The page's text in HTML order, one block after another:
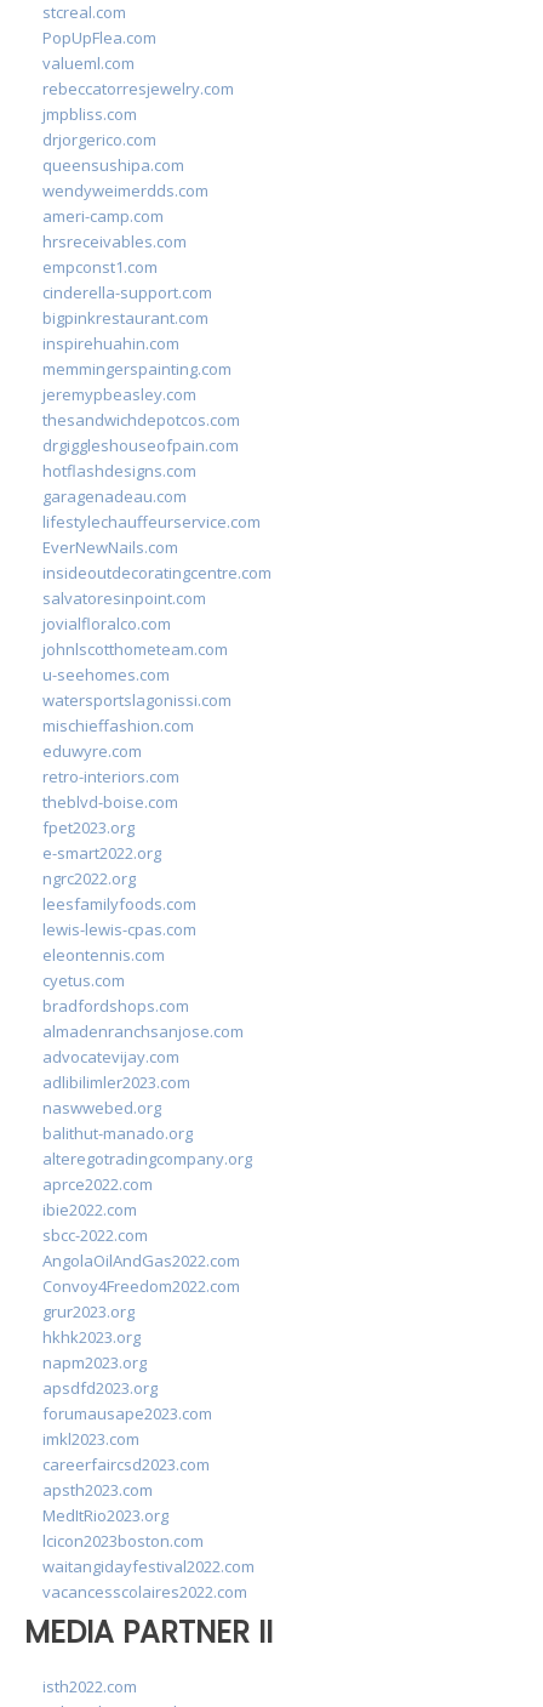
stcreal.com
PopUpFlea.com
valueml.com
rebeccatorresjewelry.com
jmpbliss.com
drjorgerico.com
queensushipa.com
wendyweimerdds.com
ameri-camp.com
hrsreceivables.com
empconst1.com
cinderella-support.com
bigpinkrestaurant.com
inspirehuahin.com
memmingerspainting.com
jeremypbeasley.com
thesandwichdepotcos.com
drgiggleshouseofpain.com
hotflashdesigns.com
garagenadeau.com
lifestylechauffeurservice.com
EverNewNails.com
insideoutdecoratingcentre.com
salvatoresinpoint.com
jovialfloralco.com
johnlscotthometeam.com
u-seehomes.com
watersportslagonissi.com
mischieffashion.com
eduwyre.com
retro-interiors.com
theblvd-boise.com
fpet2023.org
e-smart2022.org
ngrc2022.org
leesfamilyfoods.com
lewis-lewis-cpas.com
eleontennis.com
cyetus.com
bradfordshops.com
almadenranchsanjose.com
advocatevijay.com
adlibilimler2023.com
naswwebed.org
balithut-manado.org
alteregotradingcompany.org
aprce2022.com
ibie2022.com
sbcc-2022.com
AngolaOilAndGas2022.com
Convoy4Freedom2022.com
grur2023.org
hkhk2023.org
napm2023.org
apsdfd2023.org
forumausape2023.com
imkl2023.com
careerfaircsd2023.com
apsth2023.com
MedItRio2023.org
lcicon2023boston.com
waitangidayfestival2022.com
vacancesscolaires2022.com
MEDIA PARTNER II
isth2022.com